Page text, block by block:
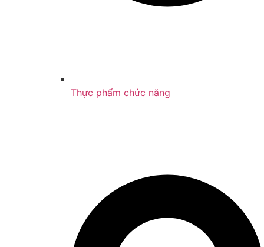
Thực phẩm chức năng